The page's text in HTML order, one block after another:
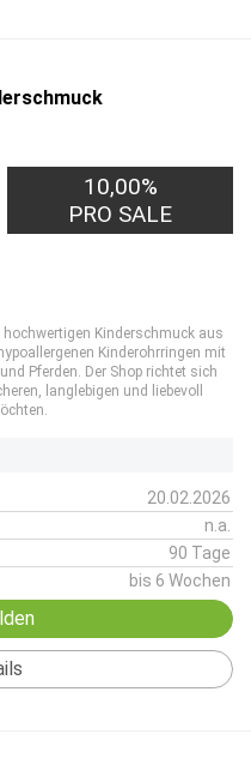
10,00%
PRO SALE
Kinderschmuck aus
Kinderohrringen mit
Pferden. Der Shop richtet sich
langlebigen und liebevoll
20.02.2026
n.a.
90 Tage
bis 6 Wochen